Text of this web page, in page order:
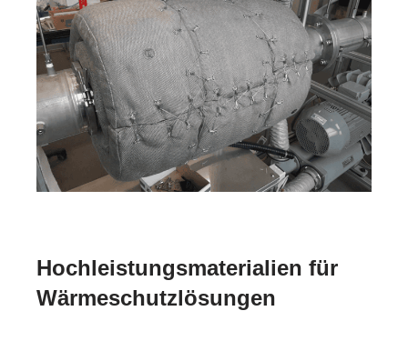
Hochleistungsmaterialien für
Wärmeschutzlösungen